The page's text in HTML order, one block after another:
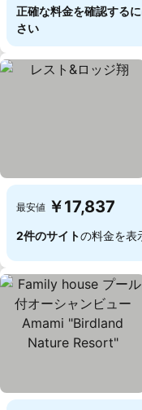
正確な料金を確認する
さい
最安値 ￥17,837
2件のサイトの料金を表